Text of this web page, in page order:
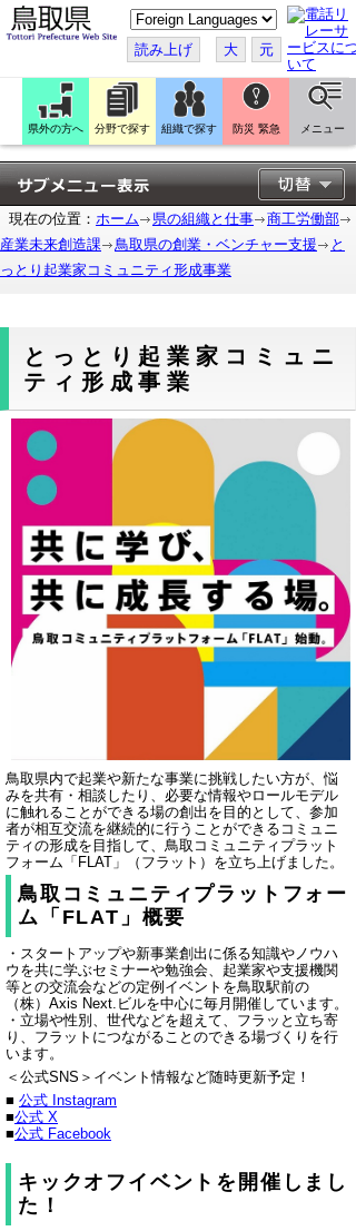
こ
の
ペ
ー
ジ
翻
訳
す
る
読み上げ 大 元
県外の方へ 分野で探す 組織で探す 防災 緊急 メニュー
現在の位置： ホーム 県の組織と仕事
商工労働部
産業未来創造課
鳥取県の創業・ベンチャー支援
と
っとり起業家コミュニティ形成事業
とっとり起業家コミュニ
ティ形成事業
鳥取県内で起業や新たな事業に挑戦したい方が、悩
みを共有・相談したり、必要な情報やロールモデル
に触れることができる場の創出を目的として、参加
者が相互交流を継続的に行うことができるコミュニ
ティの形成を目指して、鳥取コミュニティプラット
フォーム「FLAT」（フラット）を立ち上げました。
鳥取コミュニティプラットフォー
ム「FLAT」概要
・スタートアップや新事業創出に係る知識やノウハ
ウを共に学ぶセミナーや勉強会、起業家や支援機関
等との交流会などの定例イベントを鳥取駅前の
（株）Axis Next.ビルを中心に毎月開催しています。
・立場や性別、世代などを超えて、フラッと立ち寄
り、フラットにつながることのできる場づくりを行
います。
＜公式SNS＞イベント情報など随時更新予定！
■ 公式 Instagram
■公式 X
■公式 Facebook
キックオフイベントを開催しまし
た！